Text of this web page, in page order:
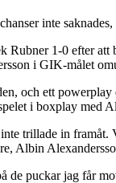
inte
1-0 efter
i GIK-målet
och ett
i boxplay med
trillade in
Albin
puckar jag får